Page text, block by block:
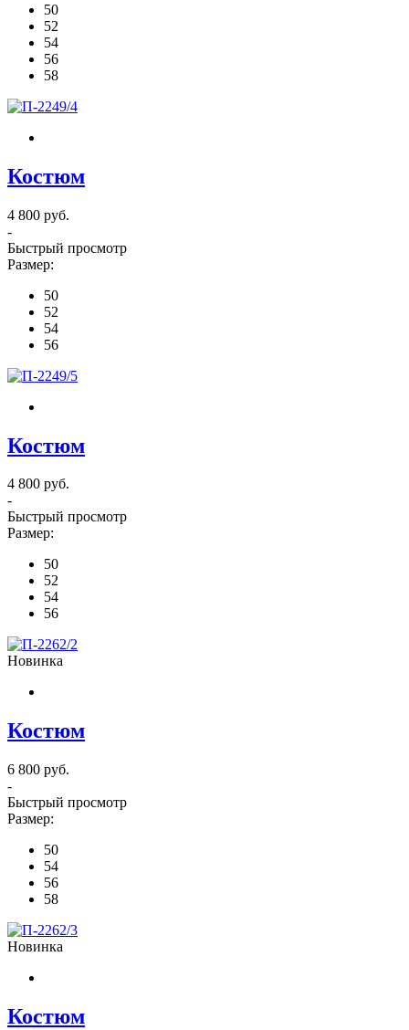
50
52
54
56
58
Костюм
4 800 руб.
-
Быстрый просмотр
Размер:
50
52
54
56
Костюм
4 800 руб.
-
Быстрый просмотр
Размер:
50
52
54
56
Новинка
Костюм
6 800 руб.
-
Быстрый просмотр
Размер:
50
54
56
58
Новинка
Костюм